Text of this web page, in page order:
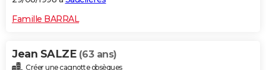
Famille BARRAL
Jean SALZE (63 ans)
Créer une cagnotte obsèques